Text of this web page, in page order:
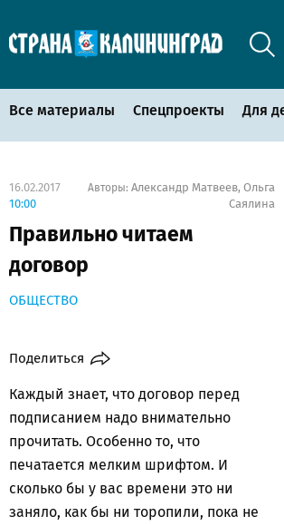
Все материалы Спецпроекты Для
16.02.2017
10:00
Авторы: Александр Матвеев, Ольга
Саялина
Правильно читаем
договор
ОБЩЕСТВО
Поделиться
Каждый знает, что договор перед
подписанием надо внимательно
прочитать. Особенно то, что
печатается мелким шрифтом. И
сколько бы у вас времени это ни
заняло, как бы ни торопили, пока не